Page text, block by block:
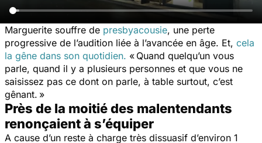
Marguerite souffre de presbyacousie, une perte
progressive de l’audition liée à l’avancée en âge. Et, cela
la gêne dans son quotidien. « Quand quelqu’un vous
parle, quand il y a plusieurs personnes et que vous ne
saisissez pas ce dont on parle, à table surtout, c’est
gênant. »
Près de la moitié des malentendants
renonçaient à s’équiper
A cause d’un reste à charge très dissuasif d’environ 1